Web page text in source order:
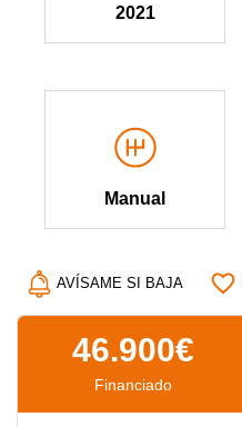
2021
Manual
AVÍSAME SI BAJA
46.900€
Financiado